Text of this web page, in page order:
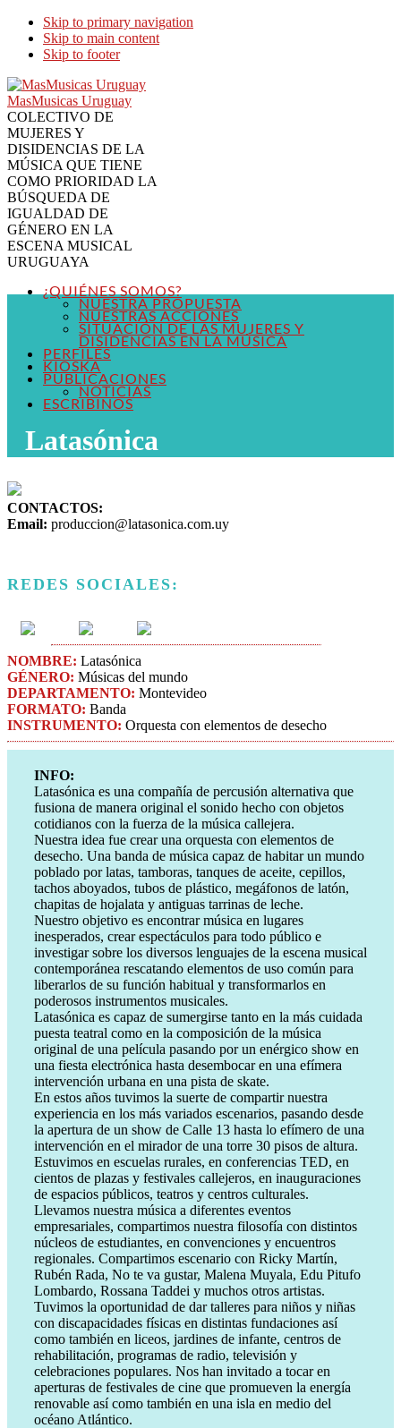
Skip to primary navigation
Skip to main content
Skip to footer
MasMusicas Uruguay
COLECTIVO DE
MUJERES Y
DISIDENCIAS DE LA
MÚSICA QUE TIENE
COMO PRIORIDAD LA
BÚSQUEDA DE
IGUALDAD DE
GÉNERO EN LA
ESCENA MUSICAL
URUGUAYA
¿QUIÉNES SOMOS?
NUESTRA PROPUESTA
NUESTRAS ACCIONES
SITUACIÓN DE LAS MUJERES Y
DISIDENCIAS EN LA MÚSICA
PERFILES
KIOSKA
PUBLICACIONES
NOTICIAS
ESCRIBINOS
Latasónica
CONTACTOS:
Email: produccion@latasonica.com.uy
REDES SOCIALES:
NOMBRE: Latasónica
GÉNERO: Músicas del mundo
DEPARTAMENTO: Montevideo
FORMATO: Banda
INSTRUMENTO: Orquesta con elementos de desecho
INFO:
Latasónica es una compañía de percusión alternativa que
fusiona de manera original el sonido hecho con objetos
cotidianos con la fuerza de la música callejera.
Nuestra idea fue crear una orquesta con elementos de
desecho. Una banda de música capaz de habitar un mundo
poblado por latas, tamboras, tanques de aceite, cepillos,
tachos aboyados, tubos de plástico, megáfonos de latón,
chapitas de hojalata y antiguas tarrinas de leche.
Nuestro objetivo es encontrar música en lugares
inesperados, crear espectáculos para todo público e
investigar sobre los diversos lenguajes de la escena musical
contemporánea rescatando elementos de uso común para
liberarlos de su función habitual y transformarlos en
poderosos instrumentos musicales.
Latasónica es capaz de sumergirse tanto en la más cuidada
puesta teatral como en la composición de la música
original de una película pasando por un enérgico show en
una fiesta electrónica hasta desembocar en una efímera
intervención urbana en una pista de skate.
En estos años tuvimos la suerte de compartir nuestra
experiencia en los más variados escenarios, pasando desde
la apertura de un show de Calle 13 hasta lo efímero de una
intervención en el mirador de una torre 30 pisos de altura.
Estuvimos en escuelas rurales, en conferencias TED, en
cientos de plazas y festivales callejeros, en inauguraciones
de espacios públicos, teatros y centros culturales.
Llevamos nuestra música a diferentes eventos
empresariales, compartimos nuestra filosofía con distintos
núcleos de estudiantes, en convenciones y encuentros
regionales. Compartimos escenario con Ricky Martín,
Rubén Rada, No te va gustar, Malena Muyala, Edu Pitufo
Lombardo, Rossana Taddei y muchos otros artistas.
Tuvimos la oportunidad de dar talleres para niños y niñas
con discapacidades físicas en distintas fundaciones así
como también en liceos, jardines de infante, centros de
rehabilitación, programas de radio, televisión y
celebraciones populares. Nos han invitado a tocar en
aperturas de festivales de cine que promueven la energía
renovable así como también en una isla en medio del
océano Atlántico.